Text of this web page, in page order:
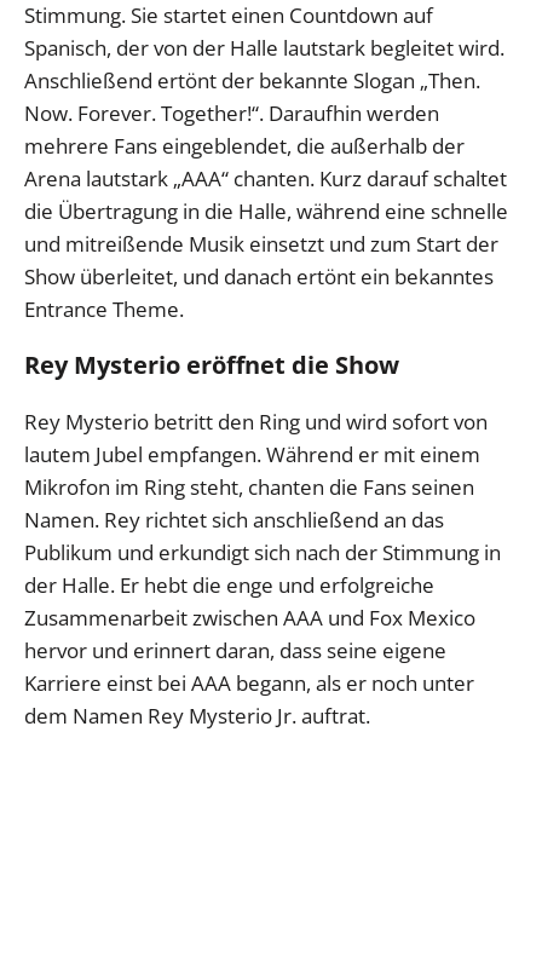
Stimmung. Sie startet einen Countdown auf
Spanisch, der von der Halle lautstark begleitet wird.
Anschließend ertönt der bekannte Slogan „Then.
Now. Forever. Together!“. Daraufhin werden
mehrere Fans eingeblendet, die außerhalb der
Arena lautstark „AAA“ chanten. Kurz darauf schaltet
die Übertragung in die Halle, während eine schnelle
und mitreißende Musik einsetzt und zum Start der
Show überleitet, und danach ertönt ein bekanntes
Entrance Theme.
Rey Mysterio eröffnet die Show
Rey Mysterio betritt den Ring und wird sofort von
lautem Jubel empfangen. Während er mit einem
Mikrofon im Ring steht, chanten die Fans seinen
Namen. Rey richtet sich anschließend an das
Publikum und erkundigt sich nach der Stimmung in
der Halle. Er hebt die enge und erfolgreiche
Zusammenarbeit zwischen AAA und Fox Mexico
hervor und erinnert daran, dass seine eigene
Karriere einst bei AAA begann, als er noch unter
dem Namen Rey Mysterio Jr. auftrat.